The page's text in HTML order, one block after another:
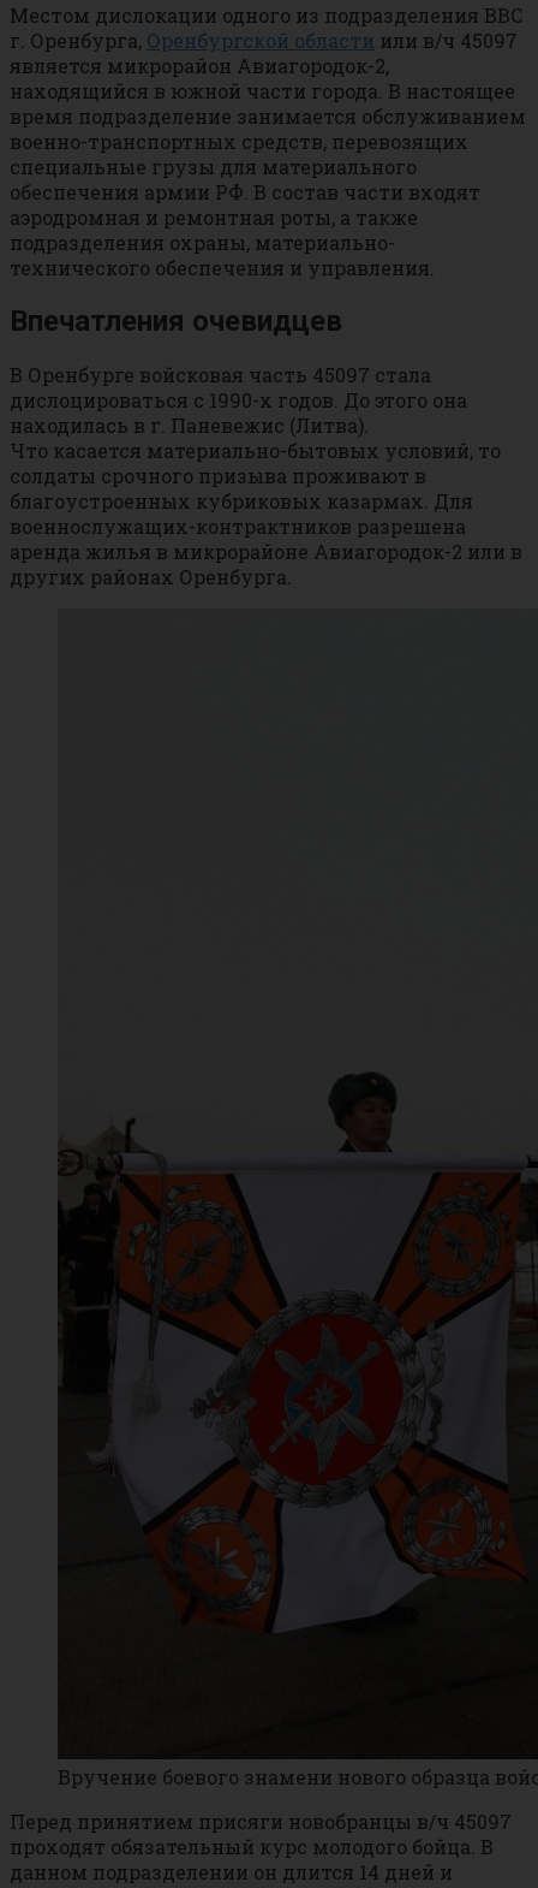
Местом дислокации одного из подразделения ВВС
г. Оренбурга, Оренбургской области или в/ч 45097
является микрорайон Авиагородок-2,
находящийся в южной части города. В настоящее
время подразделение занимается обслуживанием
военно-транспортных средств, перевозящих
специальные грузы для материального
обеспечения армии РФ. В состав части входят
аэродромная и ремонтная роты, а также
подразделения охраны, материально-
технического обеспечения и управления.
Впечатления очевидцев
В Оренбурге войсковая часть 45097 стала
дислоцироваться с 1990-х годов. До этого она
находилась в г. Паневежис (Литва).
Что касается материально-бытовых условий, то
солдаты срочного призыва проживают в
благоустроенных кубриковых казармах. Для
военнослужащих-контрактников разрешена
аренда жилья в микрорайоне Авиагородок-2 или в
других районах Оренбурга.
Вручение боевого знамени нового образца
Перед принятием присяги новобранцы в/ч 45097
проходят обязательный курс молодого бойца. В
данном подразделении он длится 14 дней и